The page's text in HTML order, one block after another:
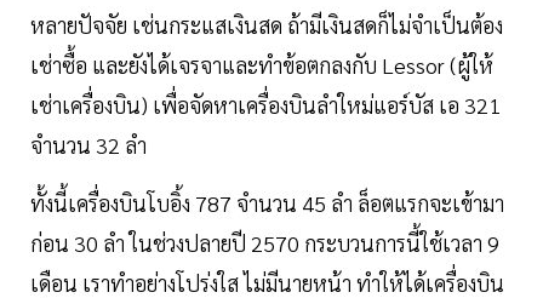
หลายปัจจัย เช่นกระแสเงินสด ถ้ามีเงินสดก็ไม่จำเป็นต้อง
เช่าซื้อ และยังได้เจรจาและทำข้อตกลงกับ Lessor (ผู้ให้
เช่าเครื่องบิน) เพื่อจัดหาเครื่องบินลำใหม่แอร์บัส เอ 321
จำนวน 32 ลำ
ทั้งนี้เครื่องบินโบอิ้ง 787 จำนวน 45 ลำ ล็อตแรกจะเข้ามา
ก่อน 30 ลำ ในช่วงปลายปี 2570 กระบวนการนี้ใช้เวลา 9
เดือน เราทำอย่างโปร่งใส ไม่มีนายหน้า ทำให้ได้เครื่องบิน